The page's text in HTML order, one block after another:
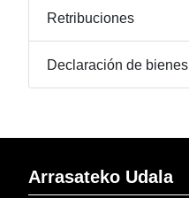
Retribuciones
Declaración de bienes
Arrasateko Udala